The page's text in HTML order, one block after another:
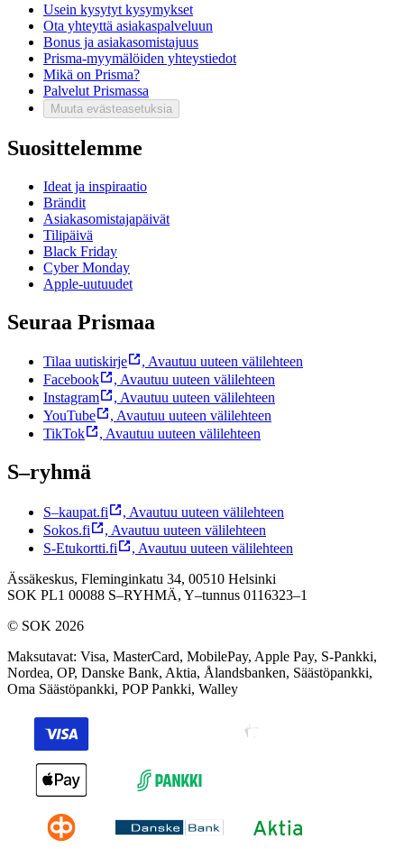
Usein kysytyt kysymykset
Ota yhteyttä asiakaspalveluun
Bonus ja asiakasomistajuus
Prisma-myymälöiden yhteystiedot
Mikä on Prisma?
Palvelut Prismassa
Muuta evästeasetuksia
Suosittelemme
Ideat ja inspiraatio
Brändit
Asiakasomistajapäivät
Tilipäivä
Black Friday
Cyber Monday
Apple-uutuudet
Seuraa Prismaa
Tilaa uutiskirje , Avautuu uuteen välilehteen
Facebook
, Avautuu uuteen välilehteen
Instagram
, Avautuu uuteen välilehteen
YouTube
, Avautuu uuteen välilehteen
TikTok
, Avautuu uuteen välilehteen
S–ryhmä
S–kaupat.fi , Avautuu uuteen välilehteen
Sokos.fi
, Avautuu uuteen välilehteen
S-Etukortti.fi
, Avautuu uuteen välilehteen
Ässäkeskus, Fleminginkatu 34, 00510 Helsinki
SOK PL1 00088 S–RYHMÄ, Y–tunnus 0116323–1
© SOK 2026
Maksutavat: Visa, MasterCard, MobilePay, Apple Pay, S-Pankki,
Nordea, OP, Danske Bank, Aktia, Ålandsbanken, Säästöpankki,
Oma Säästöpankki, POP Pankki, Walley